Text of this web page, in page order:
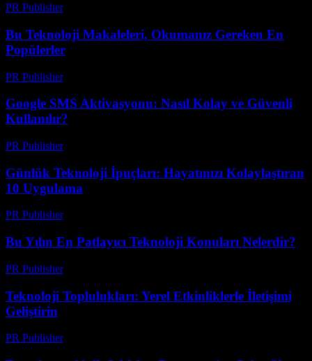
PR Publisher-
Bu Teknoloji Makaleleri, Okumanız Gereken En
Popülerler
PR Publisher-
Google SMS Aktivasyonu: Nasıl Kolay ve Güvenli
Kullanılır?
PR Publisher-
Günlük Teknoloji İpuçları: Hayatınızı Kolaylaştıran
10 Uygulama
PR Publisher-
Bu Yılın En Patlayıcı Teknoloji Konuları Nelerdir?
PR Publisher-
Teknoloji Toplulukları: Yerel Etkinliklerle İletişimi
Geliştirin
PR Publisher-